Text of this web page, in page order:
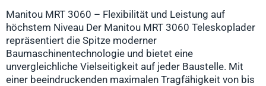
Manitou MRT 3060 – Flexibilität und Leistung auf
höchstem Niveau Der Manitou MRT 3060 Teleskoplader
repräsentiert die Spitze moderner
Baumaschinentechnologie und bietet eine
unvergleichliche Vielseitigkeit auf jeder Baustelle. Mit
einer beeindruckenden maximalen Tragfähigkeit von bis